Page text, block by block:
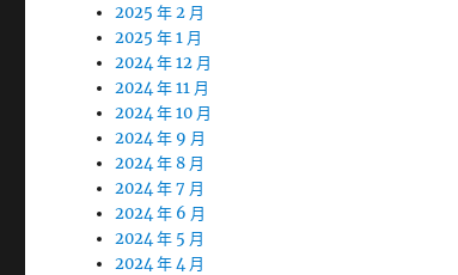
2025 年 2 月
2025 年 1 月
2024 年 12 月
2024 年 11 月
2024 年 10 月
2024 年 9 月
2024 年 8 月
2024 年 7 月
2024 年 6 月
2024 年 5 月
2024 年 4 月